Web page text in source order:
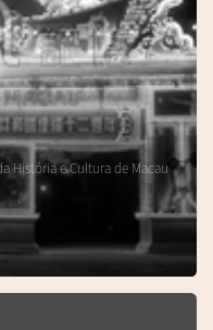
História e Cultura de Macau